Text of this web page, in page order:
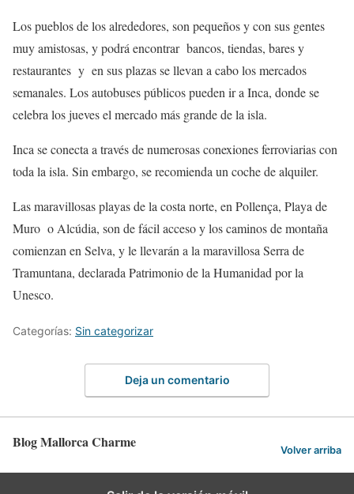
Los pueblos de los alrededores, son pequeños y con sus gentes
muy amistosas, y podrá encontrar bancos, tiendas, bares y
restaurantes y en sus plazas se llevan a cabo los mercados
semanales. Los autobuses públicos pueden ir a Inca, donde se
celebra los jueves el mercado más grande de la isla.
Inca se conecta a través de numerosas conexiones ferroviarias con
toda la isla. Sin embargo, se recomienda un coche de alquiler.
Las maravillosas playas de la costa norte, en Pollença, Playa de
Muro o Alcúdia, son de fácil acceso y los caminos de montaña
comienzan en Selva, y le llevarán a la maravillosa Serra de
Tramuntana, declarada Patrimonio de la Humanidad por la
Unesco.
Categorías: Sin categorizar
Deja un comentario
Blog Mallorca Charme Volver arriba